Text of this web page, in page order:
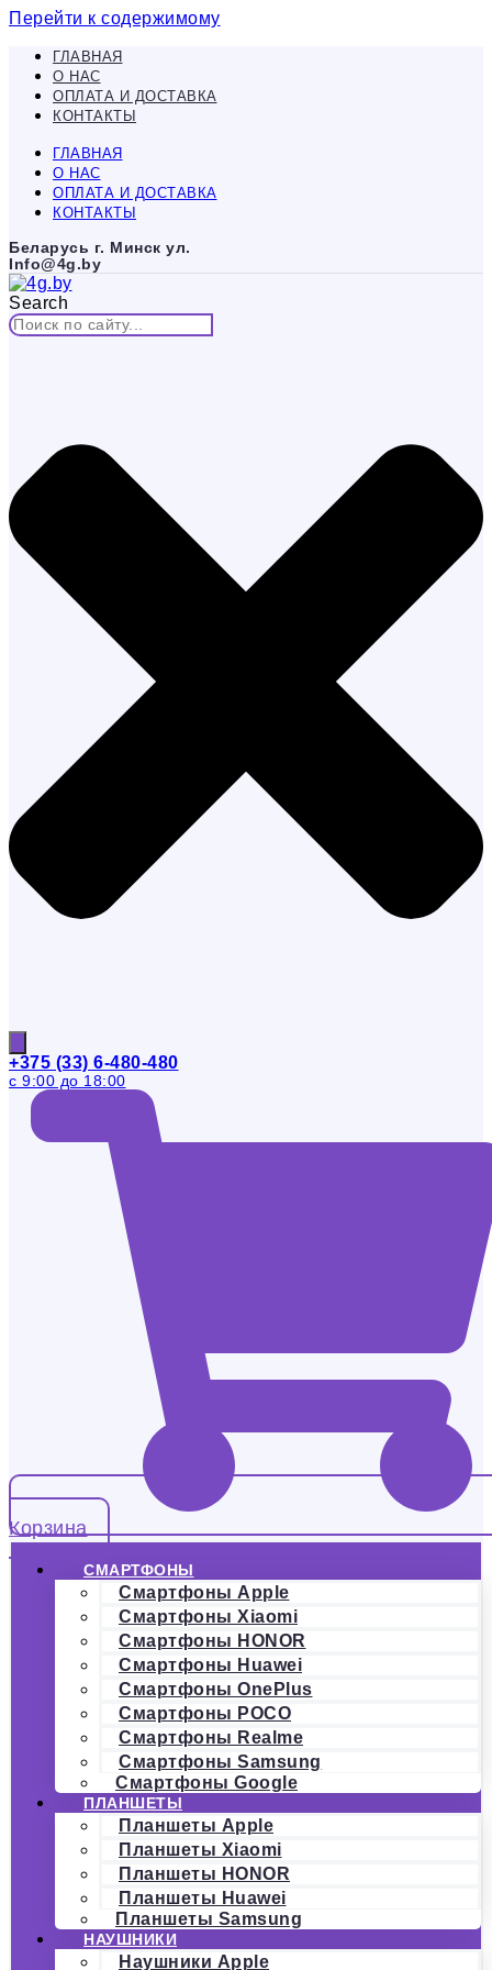
Перейти к содержимому
ГЛАВНАЯ
О НАС
ОПЛАТА И ДОСТАВКА
КОНТАКТЫ
ГЛАВНАЯ
О НАС
ОПЛАТА И ДОСТАВКА
КОНТАКТЫ
Беларусь г. Минск ул.
Info@4g.by
Search
+375 (33) 6-480-480
с 9:00 до 18:00
Корзина
СМАРТФОНЫ
Смартфоны Apple
Смартфоны Xiaomi
Смартфоны HONOR
Смартфоны Huawei
Смартфоны OnePlus
Смартфоны POCO
Смартфоны Realme
Смартфоны Samsung
Смартфоны Google
ПЛАНШЕТЫ
Планшеты Apple
Планшеты Xiaomi
Планшеты HONOR
Планшеты Huawei
Планшеты Samsung
НАУШНИКИ
Наушники Apple